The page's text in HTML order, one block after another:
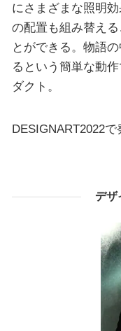
にさまざまな照明
の配置も組み替え
とができる。物語
るという簡単な動
ダクト。
DESIGNART2022で
デザ